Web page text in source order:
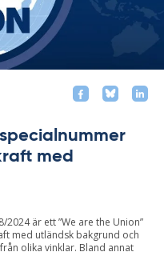
med
är ett ”We are the Union”
med utländsk bakgrund och
olika vinklar. Bland annat